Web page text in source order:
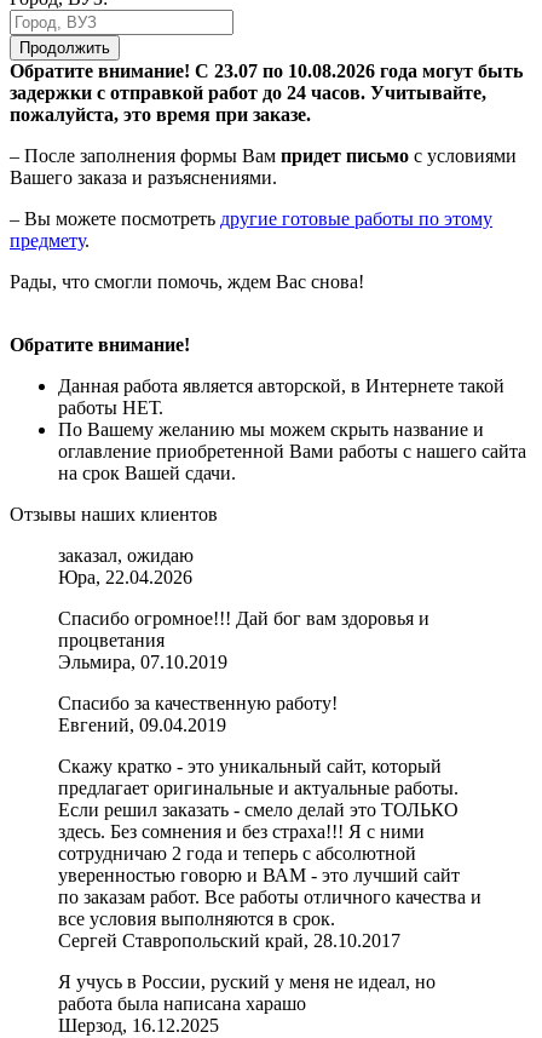
Продолжить
Обратите внимание! С 23.07 по 10.08.2026 года могут быть
задержки с отправкой работ до 24 часов. Учитывайте,
пожалуйста, это время при заказе.
– После заполнения формы Вам придет письмо с условиями
Вашего заказа и разъяснениями.
– Вы можете посмотреть другие готовые работы по этому
предмету.
Рады, что смогли помочь, ждем Вас снова!
Обратите внимание!
Данная работа является авторской, в Интернете такой
работы НЕТ.
По Вашему желанию мы можем скрыть название и
оглавление приобретенной Вами работы с нашего сайта
на срок Вашей сдачи.
Отзывы наших клиентов
заказал, ожидаю
Юра, 22.04.2026
Спасибо огромное!!! Дай бог вам здоровья и
процветания
Эльмира, 07.10.2019
Спасибо за качественную работу!
Евгений, 09.04.2019
Скажу кратко - это уникальный сайт, который
предлагает оригинальные и актуальные работы.
Если решил заказать - смело делай это ТОЛЬКО
здесь. Без сомнения и без страха!!! Я с ними
сотрудничаю 2 года и теперь с абсолютной
уверенностью говорю и ВАМ - это лучший сайт
по заказам работ. Все работы отличного качества и
все условия выполняются в срок.
Сергей Ставропольский край, 28.10.2017
Я учусь в России, руский у меня не идеал, но
работа была написана харашо
Шерзод, 16.12.2025